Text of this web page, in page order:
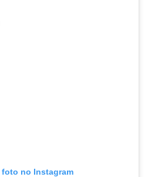
foto no Instagram